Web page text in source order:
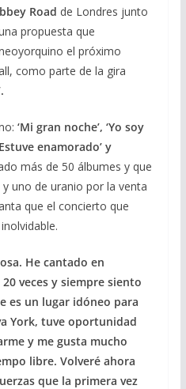
Road de Londres junto
propuesta que
el próximo
como parte de la gira
‘Mi gran noche’, ‘Yo soy
enamorado’ y
más de 50 álbumes y que
uno de uranio por la venta
que el concierto que
He cantado en
veces y siempre siento
es un lugar idóneo para
York, tuve oportunidad
y me gusta mucho
libre. Volveré ahora
que la primera vez